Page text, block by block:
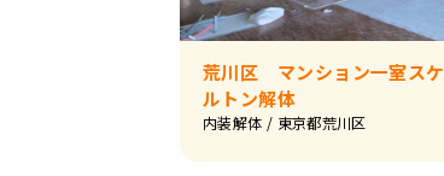
荒川区 マンション一室スケ
ルトン解体
内装解体 / 東京都荒川区